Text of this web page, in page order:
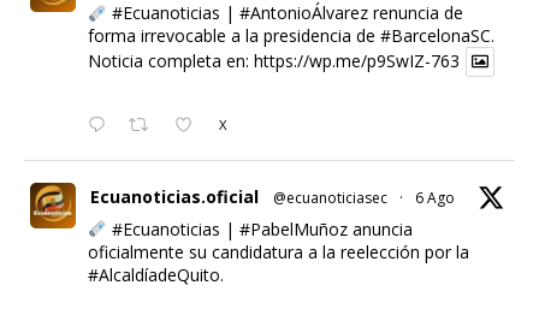
#Ecuanoticias | #AntonioÁlvarezrenuncia de
forma irrevocable a la presidencia de #BarcelonaSC.
Noticia completa en: https://wp.me/p9SwIZ-763
X
Ecuanoticias.oficial @ecuanoticiasec · 6 Ago
#Ecuanoticias | #PabelMuñozanuncia
oficialmente su candidatura a la reelección por la
#AlcaldíadeQuito.